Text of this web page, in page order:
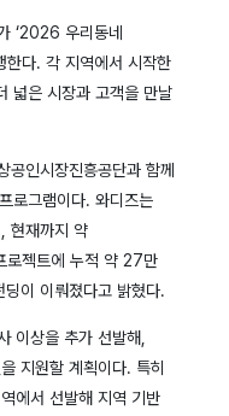
‘2026 우리동네
한다. 각 지역에서 시작한
넓은 시장과 고객을 만날
공인시장진흥공단과 함께
로그램이다. 와디즈는
현재까지 약
로젝트에 누적 약 27만
이 이뤄졌다고 밝혔다.
이상을 추가 선발해,
지원할 계획이다. 특히
에서 선발해 지역 기반